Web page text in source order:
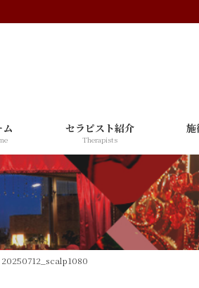
ム セラピスト紹介
Therapists
施
20250712_scalp1080